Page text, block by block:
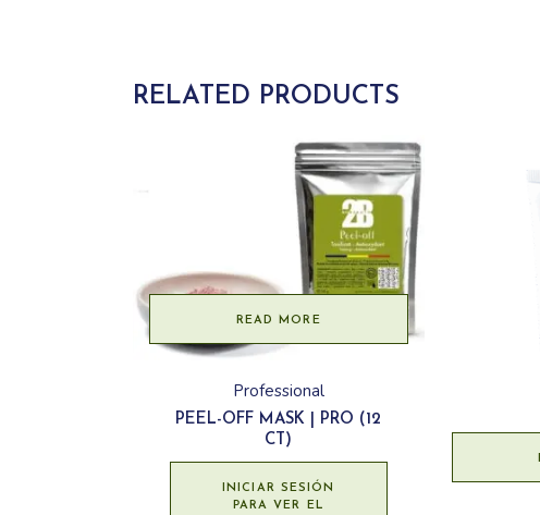
RELATED PRODUCTS
READ MORE
Professional
PEEL-OFF MASK | PRO (12
CT)
INICIAR SESIÓN
PARA VER EL